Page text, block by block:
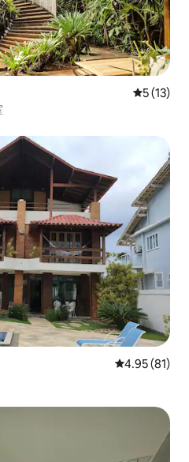
平均评分
5 (13)
平均评分
4.95 (81)